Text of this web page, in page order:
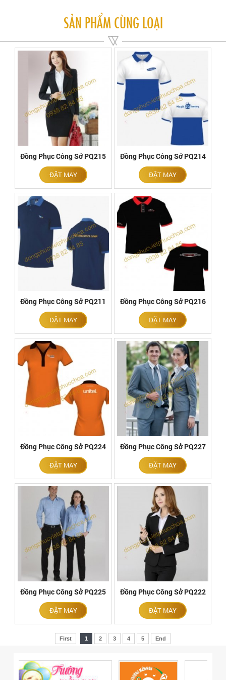
SẢN PHẨM CÙNG LOẠI
Đồng Phục Công Sở PQ215
ĐẶT MAY
Đồng Phục Công Sở PQ214
ĐẶT MAY
Đồng Phục Công Sở PQ211
ĐẶT MAY
Đồng Phục Công Sở PQ216
ĐẶT MAY
Đồng Phục Công Sở PQ224
ĐẶT MAY
Đồng Phục Công Sở PQ227
ĐẶT MAY
Đồng Phục Công Sở PQ225
ĐẶT MAY
Đồng Phục Công Sở PQ222
ĐẶT MAY
First 1 2 3 4 5 End